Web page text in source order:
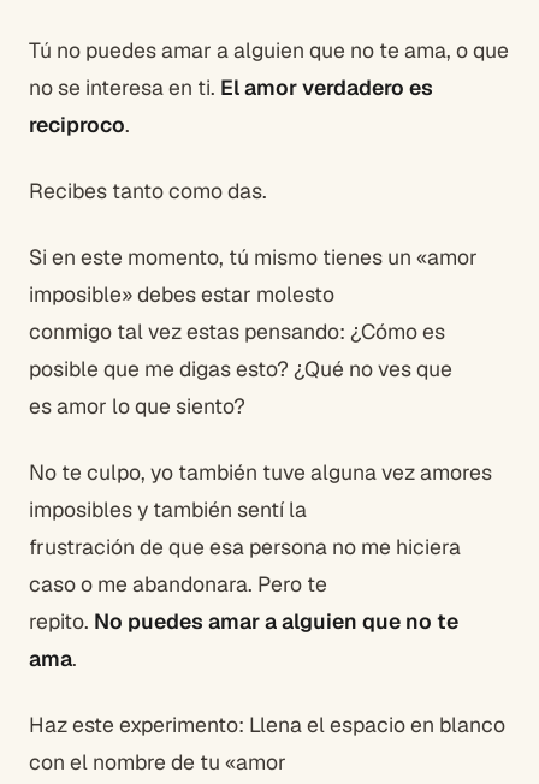
Tú no puedes amar a alguien que no te ama, o que
no se interesa en ti. El amor verdadero es
reciproco.
Recibes tanto como das.
Si en este momento, tú mismo tienes un «amor
imposible» debes estar molesto
conmigo tal vez estas pensando: ¿Cómo es
posible que me digas esto? ¿Qué no ves que
es amor lo que siento?
No te culpo, yo también tuve alguna vez amores
imposibles y también sentí la
frustración de que esa persona no me hiciera
caso o me abandonara. Pero te
repito. No puedes amar a alguien que no te
ama.
Haz este experimento: Llena el espacio en blanco
con el nombre de tu «amor